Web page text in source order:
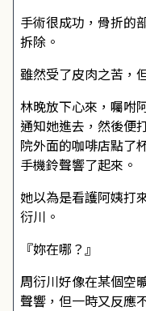
手術很成功，骨折的
拆除。
雖然受了皮肉之苦，
林晚放下心來，囑咐
通知她進去，然後便
院外面的咖啡店點了
手機鈴聲響了起來。
她以為是看護阿姨打
衍川。
『妳在哪？』
周衍川好像在某個空
聲響，但一時又反應